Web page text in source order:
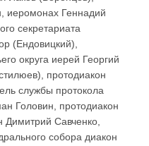
иеромонах Геннадий
секретариата
(Ендовицкий),
округа иерей Георгий
протодиакон
службы протокола
Головин, протодиакон
Димитрий Савченко,
собора диакон